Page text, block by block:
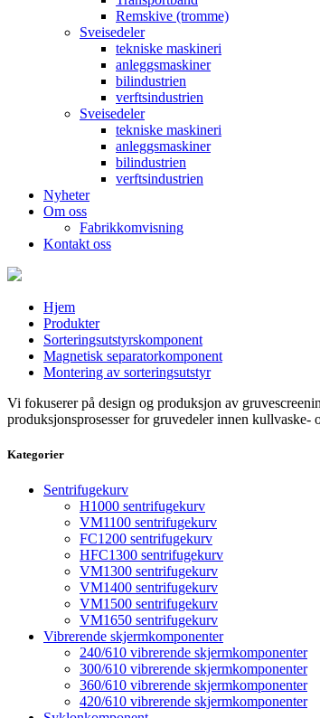
Remskive (tromme)
Sveisedeler
tekniske maskineri
anleggsmaskiner
bilindustrien
verftsindustrien
Sveisedeler
tekniske maskineri
anleggsmaskiner
bilindustrien
verftsindustrien
Nyheter
Om oss
Fabrikkomvisning
Kontakt oss
Hjem
Produkter
Sorteringsutstyrskomponent
Magnetisk separatorkomponent
Montering av sorteringsutstyr
Vi fokuserer på design og produksjon av
produksjonsprosesser for gruvedeler innen kullvaske-
Kategorier
Sentrifugekurv
H1000 sentrifugekurv
VM1100 sentrifugekurv
FC1200 sentrifugekurv
HFC1300 sentrifugekurv
VM1300 sentrifugekurv
VM1400 sentrifugekurv
VM1500 sentrifugekurv
VM1650 sentrifugekurv
Vibrerende skjermkomponenter
240/610 vibrerende skjermkomponenter
300/610 vibrerende skjermkomponenter
360/610 vibrerende skjermkomponenter
420/610 vibrerende skjermkomponenter